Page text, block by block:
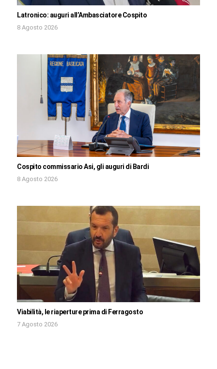
Latronico: auguri all’Ambasciatore Cospito
8 Agosto 2026
Cospito commissario Asi, gli auguri di Bardi
8 Agosto 2026
Viabilità, le riaperture prima di Ferragosto
7 Agosto 2026